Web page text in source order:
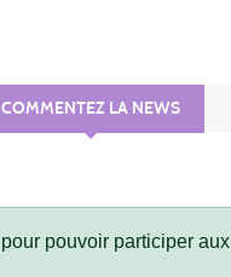
COMMENTEZ LA NEWS
pour pouvoir participer aux